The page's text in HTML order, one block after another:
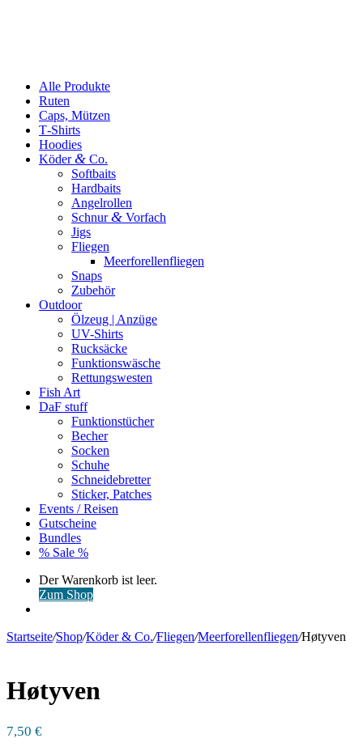
Alle Produkte
Ruten
Caps, Mützen
T‑Shirts
Hoodies
Köder& Co.
Softbaits
Hardbaits
Angelrollen
Schnur& Vorfach
Jigs
Fliegen
Meerforellenfliegen
Snaps
Zubehör
Outdoor
Ölzeug | Anzüge
UV-Shirts
Rucksäcke
Funktionswäsche
Rettungswesten
Fish Art
DaF stuff
Funktionstücher
Becher
Socken
Schuhe
Schneidebretter
Sticker, Patches
Events / Reisen
Gutscheine
Bundles
% Sale %
Warenkorb
ansehen
Der Warenkorb ist leer.
Zum Shop
Startseite/Shop/Köder & Co./Fliegen/Meerforellenfliegen/Høtyven
Høtyven
7,50 €